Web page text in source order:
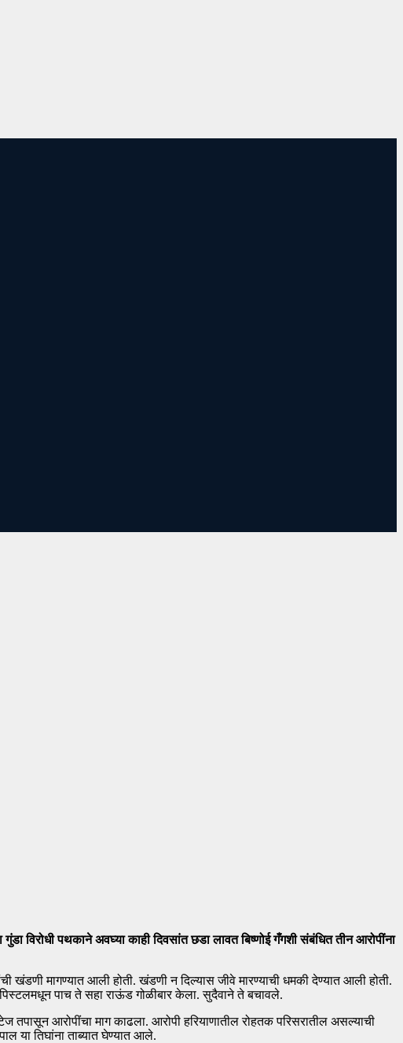
विरोधी पथकाने अवघ्या काही दिवसांत छडा लावत बिष्णोई गँगशी संबंधित तीन आरोपींना
खंडणी मागण्यात आली होती. खंडणी न दिल्यास जीवे मारण्याची धमकी देण्यात आली होती.
पिस्टलमधून पाच ते सहा राऊंड गोळीबार केला. सुदैवाने ते बचावले.
आरोपींचा माग काढला. आरोपी हरियाणातील रोहतक परिसरातील असल्याची
या तिघांना ताब्यात घेण्यात आले.